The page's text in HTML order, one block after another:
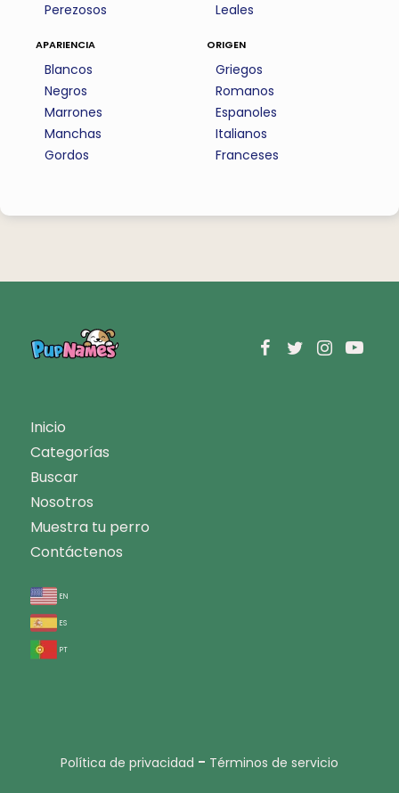
Perezosos
Leales
apariencia
Blancos
Negros
Marrones
Manchas
Gordos
origen
Griegos
Romanos
Espanoles
Italianos
Franceses
Inicio
Categorías
Buscar
Nosotros
Muestra tu perro
Contáctenos
en
es
pt
Política de privacidad - Términos de servicio